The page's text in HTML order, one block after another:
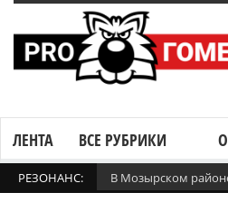
ЛЕНТА ВСЕ РУБРИКИ
РЕЗОНАНС: В Мозырском